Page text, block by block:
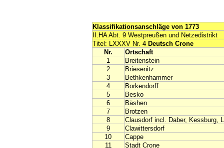
Klassifikationsanschläge von 1773
II.HA Abt. 9 Westpreußen und Netzedistrikt
Titel: LXXXV Nr. 4 Deutsch Crone
Nr.
Ortschaft
1
Breitenstein
2
Briesenitz
3
Bethkenhammer
4
Borkendorff
5
Besko
6
Bäshen
7
Brotzen
8
Clausdorf incl. Daber, Kessburg,
9
Clawittersdorf
10
Cappe
11
Stadt Crone